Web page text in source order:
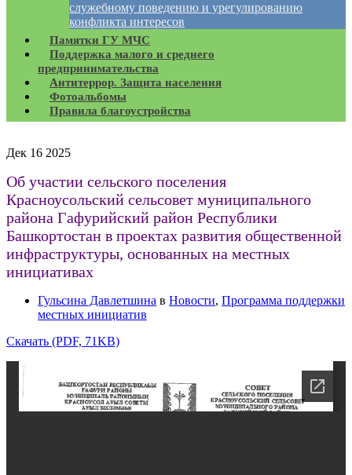
служебному поведению и урегулированию
конфликта интересов
Памятки ГУ МЧС
Поддержка малого и среднего
предпринимательства
Антитеррор. Защита населения
Фотоальбомы
Правила благоустройства
Дек 16 2025
Об участии сельского поселения
Красноусольский сельсовет муниципального
района Гафурийский район Республики
Башкортостан в проектах развития общественной
инфраструктуры, основанных на местных
инициативах
Гульсина Давлетшина в Новости, Программа поддержки
местных инициатив
Скачать (PDF, 71KB)